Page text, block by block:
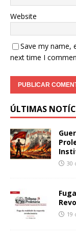
Website
Save my name,
next time I
ÚLTIMAS
30
19